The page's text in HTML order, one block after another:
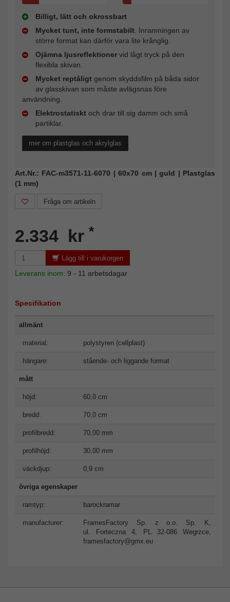
Billigt, lätt och okrossbart
Mycket tunt, inte formstabilt. Inramningen av
större format kan därför vara lite krånglig.
Ojämna ljusreflektioner vid lågt tryck på den
flexibla skivan.
Mycket reptåligt genom skyddsfilm på båda sidor
av glasskivan som måste avlägsnas före
användning.
Elektrostatiskt och drar till sig damm och små
partiklar.
mer om plastglas och akrylglas
Art.Nr.: FAC-m3571-11-6070 | 60x70 cm | guld | Plastglas
(1 mm)
Fråga om artikeln
2.334 kr *
Lägg till i varukorgen
Leverans inom: 9 - 11 arbetsdagar
Specifikation
allmänt
material: polystyren (cellplast)
hängare: stående- och liggande format
mått
höjd: 60,0 cm
bredd: 70,0 cm
profilbredd: 70,00 mm
profilhöjd: 30,00 mm
väckdjup: 0,9 cm
övriga egenskaper
ramtyp: barockramar
manufacturer:
FramesFactory Sp. z o.o. Sp. K,
ul. Forteczna 4, PL 32-086 Wegrzce,
framesfactory@gmx.eu